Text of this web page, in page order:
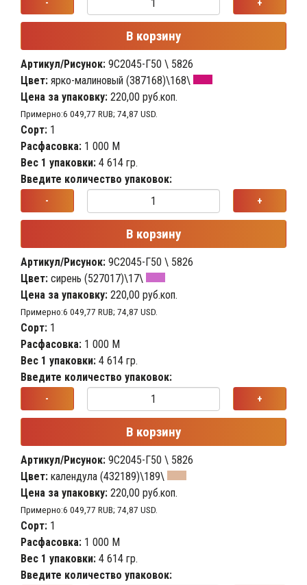
- +
В корзину
Артикул/Рисунок: 9С2045-Г50 \ 5826
Цвет: ярко-малиновый (387168)\168\
Цена за упаковку: 220,00 руб.коп.
Примерно:6 049,77 RUB; 74,87 USD.
Сорт: 1
Расфасовка: 1 000 М
Вес 1 упаковки: 4 614 гр.
Введите количество упаковок:
- +
В корзину
Артикул/Рисунок: 9С2045-Г50 \ 5826
Цвет: сирень (527017)\17\
Цена за упаковку: 220,00 руб.коп.
Примерно:6 049,77 RUB; 74,87 USD.
Сорт: 1
Расфасовка: 1 000 М
Вес 1 упаковки: 4 614 гр.
Введите количество упаковок:
- +
В корзину
Артикул/Рисунок: 9С2045-Г50 \ 5826
Цвет: календула (432189)\189\
Цена за упаковку: 220,00 руб.коп.
Примерно:6 049,77 RUB; 74,87 USD.
Сорт: 1
Расфасовка: 1 000 М
Вес 1 упаковки: 4 614 гр.
Введите количество упаковок: